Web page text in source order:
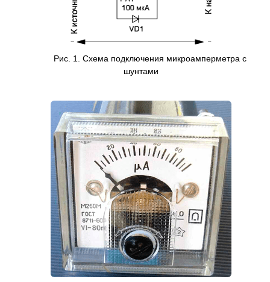
Рис. 1. Схема подключения микроамперметра с
шунтами